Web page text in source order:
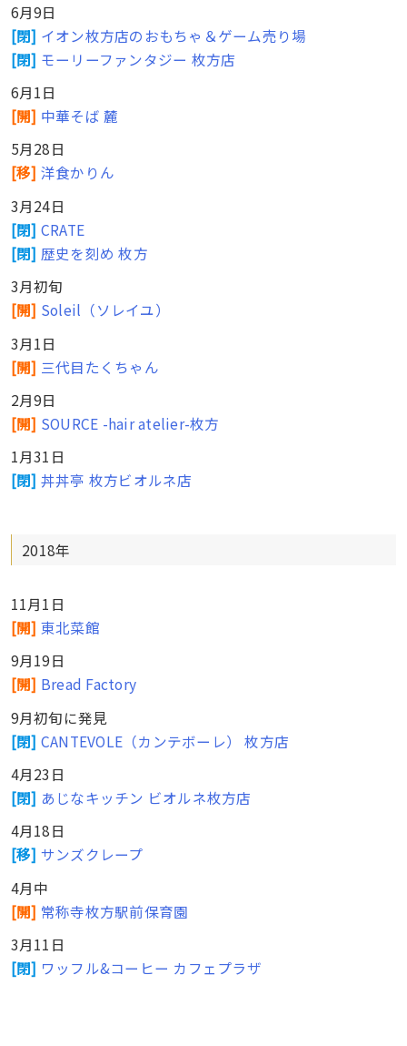
6月9日
[閉] イオン枚方店のおもちゃ＆ゲーム売り場
[閉] モーリーファンタジー 枚方店
6月1日
[開] 中華そば 麓
5月28日
[移] 洋食かりん
3月24日
[閉] CRATE
[閉] 歴史を刻め 枚方
3月初旬
[開] Soleil（ソレイユ）
3月1日
[開] 三代目たくちゃん
2月9日
[開] SOURCE -hair atelier-枚方
1月31日
[閉] 丼丼亭 枚方ビオルネ店
2018年
11月1日
[開] 東北菜館
9月19日
[開] Bread Factory
9月初旬に発見
[閉] CANTEVOLE（カンテボーレ） 枚方店
4月23日
[閉] あじなキッチン ビオルネ枚方店
4月18日
[移] サンズクレープ
4月中
[開] 常称寺枚方駅前保育園
3月11日
[閉] ワッフル&コーヒー カフェプラザ